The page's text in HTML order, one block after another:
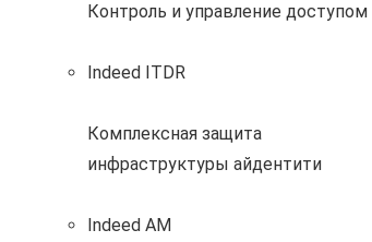
Контроль и управление
Indeed ITDR
Комплексная защита
инфраструктуры айдентити
Indeed AM